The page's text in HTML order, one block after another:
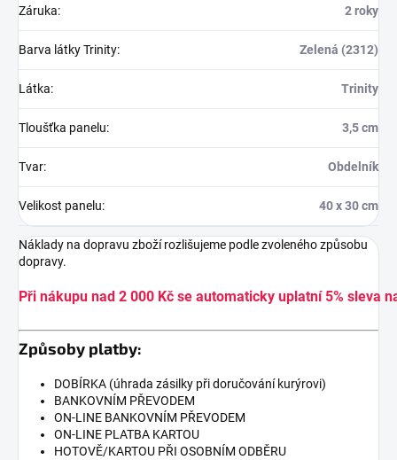
Záruka: 2 roky
Barva látky Trinity: Zelená (2312)
Látka: Trinity
Tloušťka panelu: 3,5 cm
Tvar: Obdelník
Velikost panelu: 40 x 30 cm
Náklady na dopravu zboží rozlišujeme podle zvoleného způsobu
dopravy.
Při nákupu nad 2 000 Kč se automaticky uplatní 5% sleva
Způsoby platby:
DOBÍRKA (úhrada zásilky při doručování kurýrovi)
BANKOVNÍM PŘEVODEM
ON-LINE BANKOVNÍM PŘEVODEM
ON-LINE PLATBA KARTOU
HOTOVĚ/KARTOU PŘI OSOBNÍM ODBĚRU